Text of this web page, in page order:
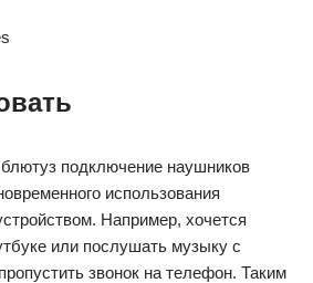
подключение наушников
использования
Например, хочется
или послушать музыку с
звонок на телефон. Таким